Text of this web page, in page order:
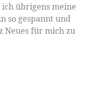
übrigens meine
so gespannt und
Neues für mich zu